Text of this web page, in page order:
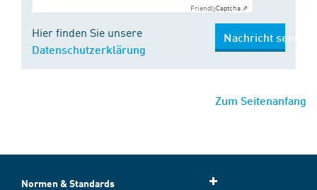
FriendlyCaptcha ⇗
Hier finden Sie unsere
Datenschutzerklärung
Nachricht senden
Zum Seitenanfang
Normen & Standards